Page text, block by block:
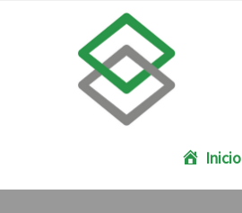
Inicio